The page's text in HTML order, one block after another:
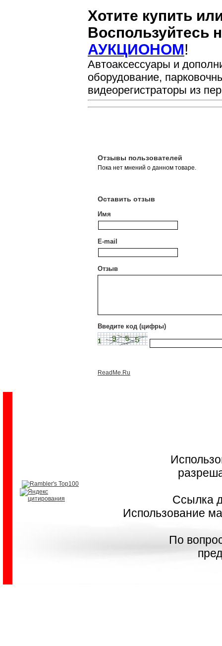
Хотите купить
Воспользуйтесь
АУКЦИОНОМ!
Автоаксессуары и
оборудование,
видеорегистраторы из
Отзывы пользователей
Пока нет мнений о данном товаре.
Оставить отзыв
Имя
E-mail
Отзыв
Введите код (цифры)
ReadMe.Ru
Ссылка
Использование
По